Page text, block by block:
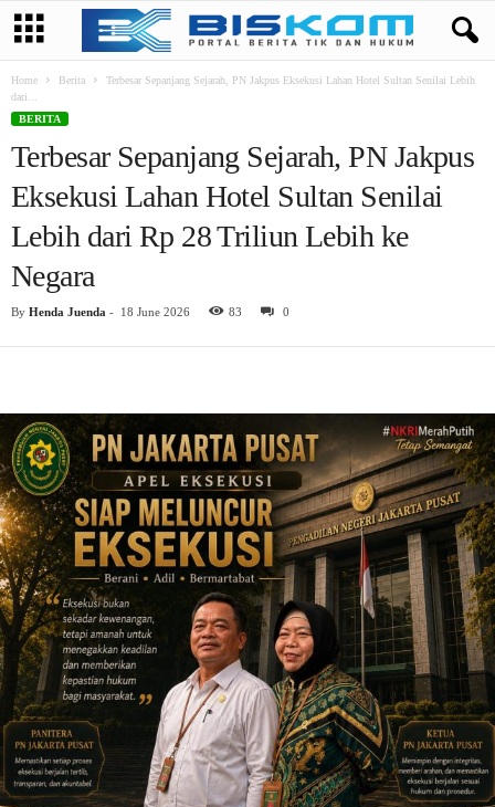
Home Berita
Terbesar Sepanjang Sejarah, PN Jakpus Eksekusi Lahan Hotel Sultan Senilai Lebih
dari...
BERITA
Terbesar Sepanjang Sejarah, PN Jakpus
Eksekusi Lahan Hotel Sultan Senilai
Lebih dari Rp 28 Triliun Lebih ke
Negara
By Henda Juenda - 18 June 2026 83 0